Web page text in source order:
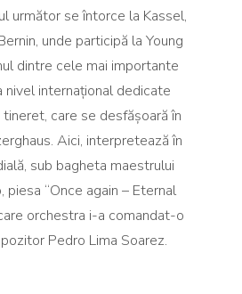
următor se întorce la Kassel,
unde participă la Young
dintre cele mai importante
nivel internațional dedicate
care se desfășoară în
Aici, interpretează în
sub bagheta maestrului
piesa “Once again – Eternal
orchestra i-a comandat-o
Pedro Lima Soarez.